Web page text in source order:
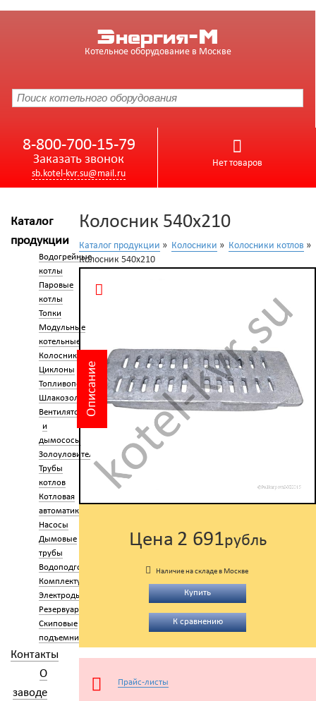
Энергия-М
Котельное оборудование в Москве
8-800-700-15-79
Заказать звонок
sb.kotel-kvr.su@mail.ru
Нет товаров
Каталог
продукции
Водогрейные
котлы
Паровые
котлы
Топки
Модульные
котельные
Колосники
Циклоны
Топливоподача
Шлакозолоудаление
Вентиляторы
и
дымососы
Золоуловители
Трубы
котлов
Котловая
автоматика
Насосы
Дымовые
трубы
Водоподготовка
Комплектующие
Электроды
Резервуары
Скиповые
подъемники
Контакты
О
заводе
Колосник 540x210
Каталог продукции » Колосники » Колосники котлов »
Колосник 540x210
Описание
Цена 2 691рубль
Наличие на складе в Москве
Купить
К сравнению
Прайс-листы